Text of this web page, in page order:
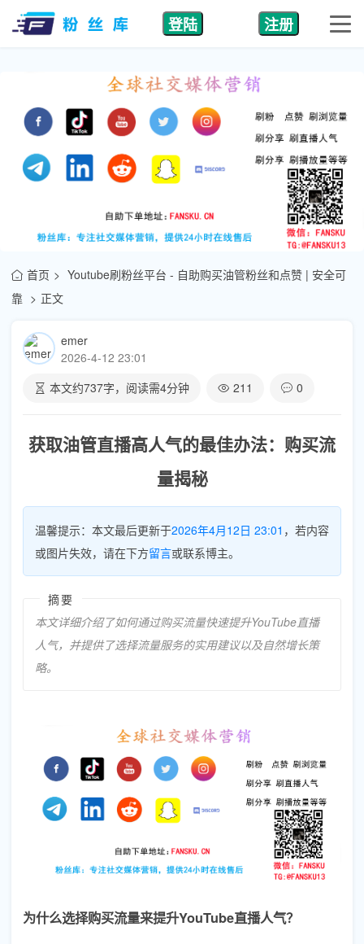
登陆 注册
首页
Youtube刷粉丝平台 - 自助购买油管粉丝和点赞 | 安全可
靠
正文
emer
2026-4-12 23:01
本文约737字，阅读需4分钟 211 0
获取油管直播高人气的最佳办法：购买流
量揭秘
温馨提示：本文最后更新于2026年4月12日 23:01 ，若内容
或图片失效，请在下方留言或联系博主。
摘要
本文详细介绍了如何通过购买流量快速提升YouTube直播
人气，并提供了选择流量服务的实用建议以及自然增长策
略。
为什么选择购买流量来提升YouTube直播人气？